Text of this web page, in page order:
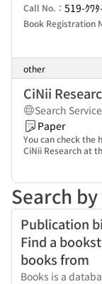
Call No.： 519-ｸﾜ
Book Registration
other
CiNii
Search Service
Paper
You can check
CiNii Research at
Search
Publication
Find a
books from
Books is a